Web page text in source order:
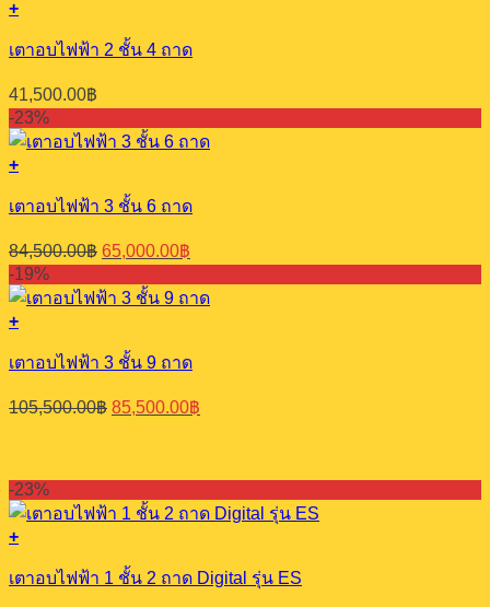
+
เตาอบไฟฟ้า 2 ชั้น 4 ถาด
41,500.00฿
-23%
+
เตาอบไฟฟ้า 3 ชั้น 6 ถาด
84,500.00฿ Original
price
was:
84,500.00฿.
65,000.00฿
price
is:
65,000.00฿.
-19%
+
เตาอบไฟฟ้า 3 ชั้น 9 ถาด
105,500.00฿ Original
price
85,500.00฿
price
-23%
+
เตาอบไฟฟ้า 1 ชั้น 2 ถาด Digital รุ่น ES